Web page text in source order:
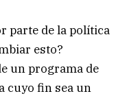
parte de la política
esto?
un programa de
cuyo fin sea un